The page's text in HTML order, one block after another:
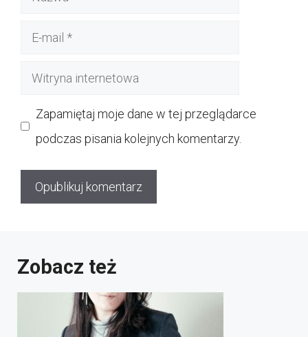
Witryna
Zapamiętaj moje dane w tej przeglądarce
podczas pisania kolejnych komentarzy.
Zobacz też